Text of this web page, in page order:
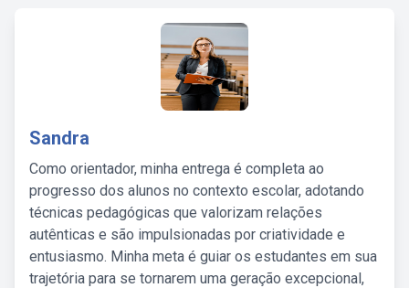
Sandra
Como orientador, minha entrega é completa ao
progresso dos alunos no contexto escolar, adotando
técnicas pedagógicas que valorizam relações
autênticas e são impulsionadas por criatividade e
entusiasmo. Minha meta é guiar os estudantes em sua
trajetória para se tornarem uma geração excepcional,